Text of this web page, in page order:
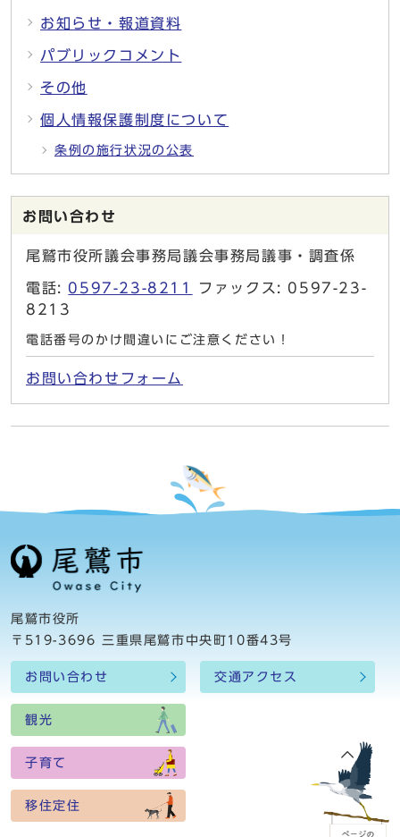
お知らせ・報道資料
パブリックコメント
その他
個人情報保護制度について
条例の施行状況の公表
お問い合わせ
尾鷲市役所議会事務局議会事務局議事・調査係
電話: 0597-23-8211
ファックス: 0597-23-
8213
電話番号のかけ間違いにご注意ください！
お問い合わせフォーム
尾鷲市役所
〒519-3696 三重県尾鷲市中央町10番43号
お問い合わせ 交通アクセス
観光
子育て
移住定住